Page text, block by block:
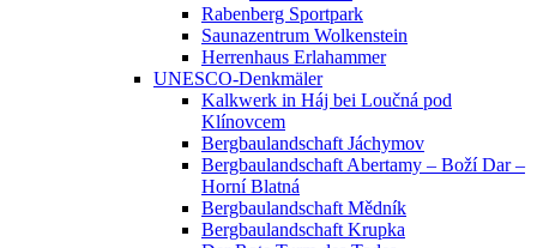
Rabenberg Sportpark
Saunazentrum Wolkenstein
Herrenhaus Erlahammer
UNESCO-Denkmäler
Kalkwerk in Háj bei Loučná pod
Klínovcem
Bergbaulandschaft Jáchymov
Bergbaulandschaft Abertamy – Boží Dar –
Horní Blatná
Bergbaulandschaft Mědník
Bergbaulandschaft Krupka